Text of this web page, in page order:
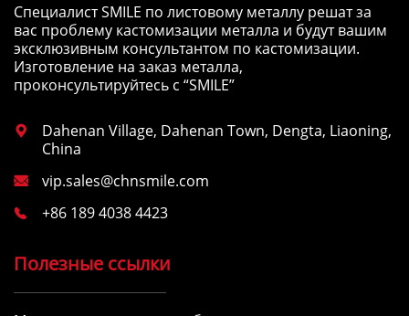
Специалист SMILE по листовому металлу решат за
вас проблему кастомизации металла и будут вашим
эксклюзивным консультантом по кастомизации.
Изготовление на заказ металла,
проконсультируйтесь с “SMILE”

Dahenan Village, Dahenan Town, Dengta, Liaoning,
China
 vip.sales@chnsmile.com
 +86 189 4038 4423
Полезные ссылки